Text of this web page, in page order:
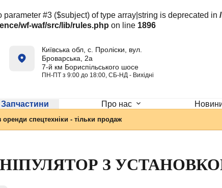
#3 ($subject) of type array|string is deprecated in
wf-waf/src/lib/rules.php on line 1896
Київська обл, с. Проліски, вул.
Броварська, 2а
7-й км Бориспільського шосе
ПН-ПТ з 9:00 до 18:00, СБ-НД - Вихідні
Запчастини Про нас
спецтехніки - тільки продаж
З